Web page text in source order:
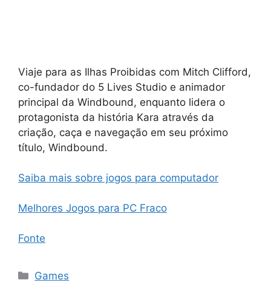
Viaje para as Ilhas Proibidas com Mitch Clifford,
co-fundador do 5 Lives Studio e animador
principal da Windbound, enquanto lidera o
protagonista da história Kara através da
criação, caça e navegação em seu próximo
título, Windbound.
Saiba mais sobre jogos para computador
Melhores Jogos para PC Fraco
Fonte
Categorias
Games